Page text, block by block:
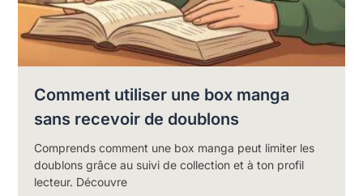
Comment utiliser une box manga
sans recevoir de doublons
Comprends comment une box manga peut limiter les
doublons grâce au suivi de collection et à ton profil
lecteur. Découvre